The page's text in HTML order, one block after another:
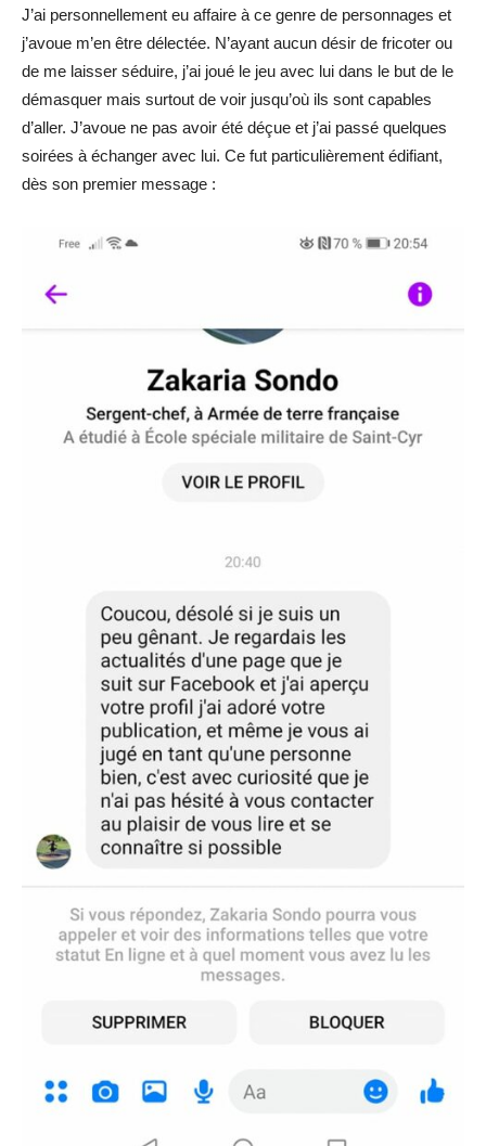
J’ai personnellement eu affaire à ce genre de personnages et
j’avoue m’en être délectée. N’ayant aucun désir de fricoter ou
de me laisser séduire, j’ai joué le jeu avec lui dans le but de le
démasquer mais surtout de voir jusqu’où ils sont capables
d’aller. J’avoue ne pas avoir été déçue et j’ai passé quelques
soirées à échanger avec lui. Ce fut particulièrement édifiant,
dès son premier message :